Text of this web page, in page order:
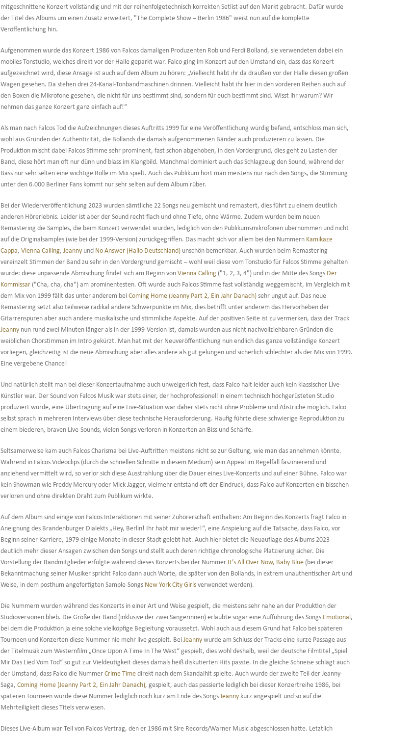
mitgeschnittene Konzert vollständig und mit der reihenfolgetechnisch korrekten Setlist auf den Markt gebracht. Dafür wurde
der Titel des Albums um einen Zusatz erweitert, "The Complete Show – Berlin 1986" weist nun auf die komplette
Veröffentlichung hin.
Aufgenommen wurde das Konzert 1986 von Falcos damaligen Produzenten Rob und Ferdi Bolland, sie verwendeten dabei ein
mobiles Tonstudio, welches direkt vor der Halle geparkt war. Falco ging im Konzert auf den Umstand ein, dass das Konzert
aufgezeichnet wird, diese Ansage ist auch auf dem Album zu hören: „Vielleicht habt ihr da draußen vor der Halle diesen großen
Wagen gesehen. Da stehen drei 24-Kanal-Tonbandmaschinen drinnen. Vielleicht habt ihr hier in den vorderen Reihen auch auf
den Boxen die Mikrofone gesehen, die nicht für uns bestimmt sind, sondern für euch bestimmt sind. Wisst ihr warum? Wir
nehmen das ganze Konzert ganz einfach auf!“
Als man nach Falcos Tod die Aufzeichnungen dieses Auftritts 1999 für eine Veröffentlichung würdig befand, entschloss man sich,
wohl aus Gründen der Authentizität, die Bollands die damals aufgenommenen Bänder auch produzieren zu lassen. Die
Produktion mischt dabei Falcos Stimme sehr prominent, fast schon abgehoben, in den Vordergrund, dies geht zu Lasten der
Band, diese hört man oft nur dünn und blass im Klangbild. Manchmal dominiert auch das Schlagzeug den Sound, während der
Bass nur sehr selten eine wichtige Rolle im Mix spielt. Auch das Publikum hört man meistens nur nach den Songs, die Stimmung
unter den 6.000 Berliner Fans kommt nur sehr selten auf dem Album rüber.
Bei der Wiederveröffentlichung 2023 wurden sämtliche 22 Songs neu gemischt und remastert, dies führt zu einem deutlich
anderen Hörerlebnis. Leider ist aber der Sound recht flach und ohne Tiefe, ohne Wärme. Zudem wurden beim neuen
Remastering die Samples, die beim Konzert verwendet wurden, lediglich von den Publikumsmikrofonen übernommen und nicht
auf die Originalsamples (wie bei der 1999-Version) zurückgegriffen. Das macht sich vor allem bei den Nummern Kamikaze
Cappa,Vienna Calling,Jeanny und No Answer (Hallo Deutschland) unschön bemerkbar. Auch wurden beim Remastering
vereinzelt Stimmen der Band zu sehr in den Vordergrund gemischt – wohl weil diese vom Tonstudio für Falcos Stimme gehalten
wurde: diese unpassende Abmischung findet sich am Beginn vonVienna Calling ("1, 2, 3, 4") und in der Mitte des Songs Der
Kommissar ("Cha, cha, cha") am prominentesten. Oft wurde auch Falcos Stimme fast vollständig weggemischt, im Vergleich mit
dem Mix von 1999 fällt das unter anderem beiComing Home (Jeanny Part 2, Ein Jahr Danach) sehr ungut auf. Das neue
Remastering setzt also teilweise radikal andere Schwerpunkte im Mix, dies betrifft unter anderem das Hervorheben der
Gitarrenspuren aber auch andere musikalische und stimmliche Aspekte. Auf der positiven Seite ist zu vermerken, dass der Track
Jeanny nun rund zwei Minuten länger als in der 1999-Version ist, damals wurden aus nicht nachvollziehbaren Gründen die
weiblichen Chorstimmen im Intro gekürzt. Man hat mit der Neuveröffentlichung nun endlich das ganze vollständige Konzert
vorliegen, gleichzeitig ist die neue Abmischung aber alles andere als gut gelungen und sicherlich schlechter als der Mix von 1999.
Eine vergebene Chance!
Und natürlich stellt man bei dieser Konzertaufnahme auch unweigerlich fest, dass Falco halt leider auch kein klassischer Live-
Künstler war. Der Sound von Falcos Musik war stets einer, der hochprofessionell in einem technisch hochgerüsteten Studio
produziert wurde, eine Übertragung auf eine Live-Situation war daher stets nicht ohne Probleme und Abstriche möglich. Falco
selbst sprach in mehreren Interviews über diese technische Herausforderung. Häufig führte diese schwierige Reproduktion zu
einem biederen, braven Live-Sounds, vielen Songs verloren in Konzerten an Biss und Schärfe.
Seltsamerweise kam auch Falcos Charisma bei Live-Auftritten meistens nicht so zur Geltung, wie man das annehmen könnte.
Während in Falcos Videoclips (durch die schnellen Schnitte in diesem Medium) sein Appeal im Regelfall faszinierend und
anziehend vermittelt wird, so verlor sich diese Ausstrahlung über die Dauer eines Live-Konzerts und auf einer Bühne. Falco war
kein Showman wie Freddy Mercury oder Mick Jagger, vielmehr entstand oft der Eindruck, dass Falco auf Konzerten ein bisschen
verloren und ohne direkten Draht zum Publikum wirkte.
Auf dem Album sind einige von Falcos Interaktionen mit seiner Zuhörerschaft enthalten: Am Beginn des Konzerts fragt Falco in
Aneignung des Brandenburger Dialekts „Hey, Berlin! Ihr habt mir wieder!“, eine Anspielung auf die Tatsache, dass Falco, vor
Beginn seiner Karriere, 1979 einige Monate in dieser Stadt gelebt hat. Auch hier bietet die Neuauflage des Albums 2023
deutlich mehr dieser Ansagen zwischen den Songs und stellt auch deren richtige chronologische Platzierung sicher. Die
Vorstellung der Bandmitglieder erfolgte während dieses Konzerts bei der Nummer It’s All Over Now, Baby Blue (bei dieser
Bekanntmachung seiner Musiker spricht Falco dann auch Worte, die später von den Bollands, in extrem unauthentischer Art und
Weise, in dem posthum angefertigten Sample-Songs New York City Girls verwendet werden).
Die Nummern wurden während des Konzerts in einer Art und Weise gespielt, die meistens sehr nahe an der Produktion der
Studioversionen blieb. Die Größe der Band (inklusive der zwei Sängerinnen) erlaubte sogar eine Aufführung des Songs Emotional,
bei dem die Produktion ja eine solche vielköpfige Begleitung voraussetzt. Wohl auch aus diesem Grund hat Falco bei späteren
Tourneen und Konzerten diese Nummer nie mehr live gespielt. BeiJeanny wurde am Schluss der Tracks eine kurze Passage aus
der Titelmusik zum Westernfilm „Once Upon A Time In The West“ gespielt, dies wohl deshalb, weil der deutsche Filmtitel „Spiel
Mir Das Lied Vom Tod“ so gut zur Vieldeutigkeit dieses damals heiß diskutierten Hits passte. In die gleiche Schneise schlägt auch
der Umstand, dass Falco die NummerCrime Time direkt nach dem Skandalhit spielte. Auch wurde der zweite Teil der Jeanny-
Saga,Coming Home (Jeanny Part 2, Ein Jahr Danach), gespielt, auch das passierte lediglich bei dieser Konzertreihe 1986, bei
späteren Tourneen wurde diese Nummer lediglich noch kurz am Ende des SongsJeanny kurz angespielt und so auf die
Mehrteiligkeit dieses Titels verwiesen.
Dieses Live-Album war Teil von Falcos Vertrag, den er 1986 mit Sire Records/Warner Music abgeschlossen hatte. Letztlich